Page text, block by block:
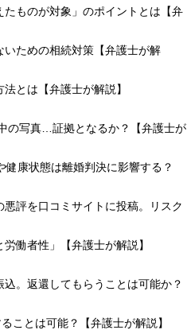
たものが対象」のポイントとは【弁
ための相続対策【弁護士が解
とは【弁護士が解説】
の写真…証拠となるか？【弁護士が
康状態は離婚判決に影響する？
評を口コミサイトに投稿。リスク
働者性」【弁護士が解説】
。返還してもらうことは可能か？
ことは可能？【弁護士が解説】